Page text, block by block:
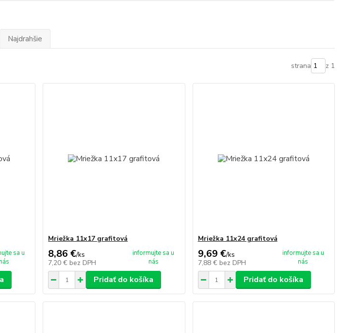
Najdrahšie
strana z 1
sa u
Mriežka 11x17 grafitová
8,86 €/ks
7,20 € bez DPH
informujte sa u
nás
Pridať do košíka
Mriežka 11x24 grafitová
9,69 €/ks
7,88 € bez DPH
informujte sa u
nás
Pridať do košíka